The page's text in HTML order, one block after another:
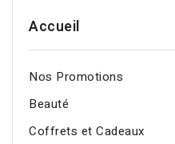
sublimée au quotidien.
Accueil
Nos Promotions
Beauté
Coffrets et Cadeaux